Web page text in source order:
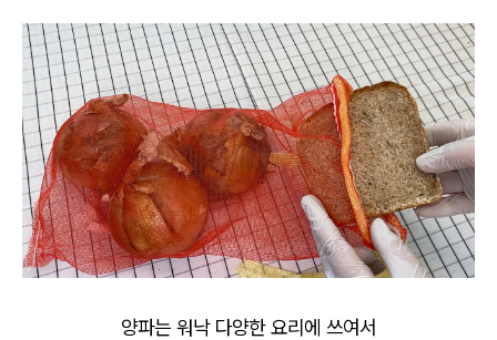
양파는 워낙 다양한 요리에 쓰여서